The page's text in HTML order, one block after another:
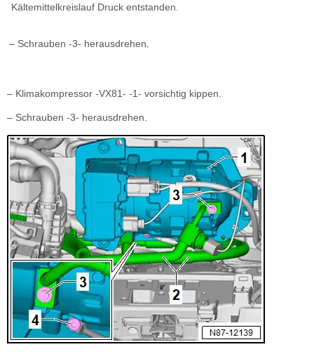
Kältemittelkreislauf Druck entstanden.
– Schrauben -3- herausdrehen.
– Klimakompressor -VX81- -1- vorsichtig kippen.
– Schrauben -3- herausdrehen.